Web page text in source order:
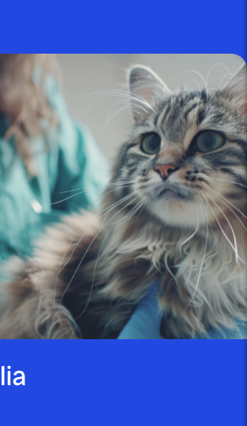
Inflammation oculaire féline :
comprendre et traiter les...
publié le 22 juillet 2025 par Christophe Le Dref
Perte d’appétit chez le chat :
quand s’inquiéter...
publié le 18 juillet 2025 par Christophe Le Dref
causes, symptômes...